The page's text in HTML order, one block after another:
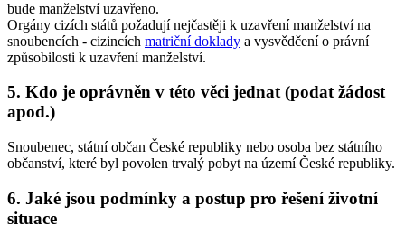
bude manželství uzavřeno.
Orgány cizích států požadují nejčastěji k uzavření manželství na
snoubencích - cizincích matriční doklady a vysvědčení o právní
způsobilosti k uzavření manželství.
5. Kdo je oprávněn v této věci jednat (podat žádost
apod.)
Snoubenec, státní občan České republiky nebo osoba bez státního
občanství, které byl povolen trvalý pobyt na území České republiky.
6. Jaké jsou podmínky a postup pro řešení životní
situace